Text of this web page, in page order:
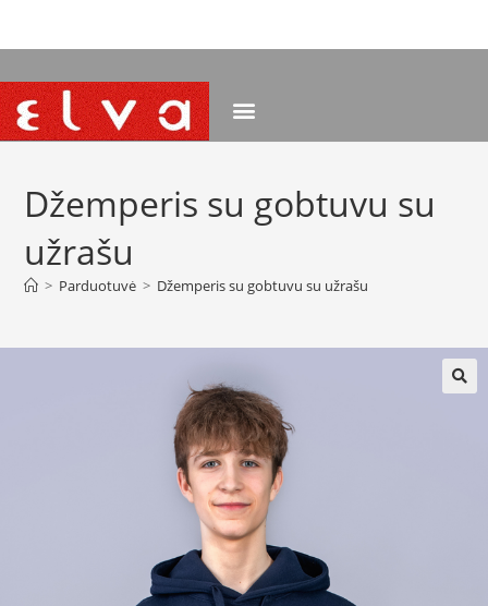
Džemperis su gobtuvu su
užrašu
> Parduotuvė > Džemperis su gobtuvu su užrašu